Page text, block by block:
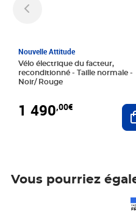
Nouvelle Attitude
Vélo électrique du facteur,
reconditionné - Taille normale -
Noir/ Rouge
1 490,00€
Vous pourriez